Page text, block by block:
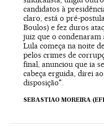
candidatos à
claro, está o pré-
Boulos) e fez duros
juiz que o condenaram
Lula começa na noite
pelos crimes de
final, anunciou que ia
cabeça erguida, direi
disposição".
SEBASTIAO MOREIRA